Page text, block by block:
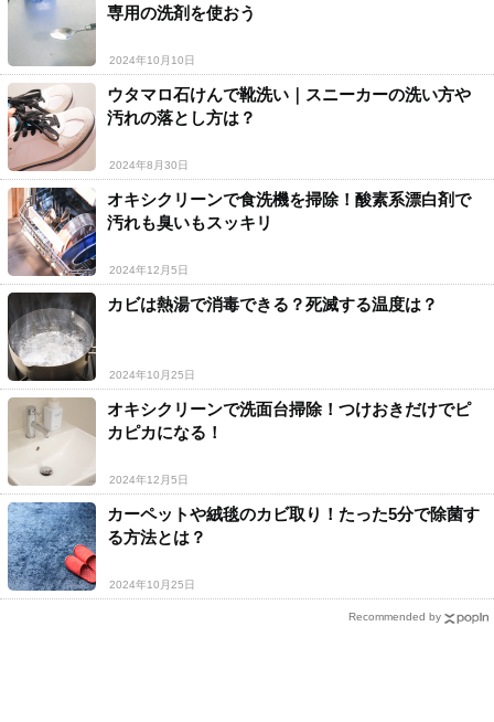
専用の洗剤を使おう
2024年10月10日
ウタマロ石けんで靴洗い｜スニーカーの洗い方や
汚れの落とし方は？
2024年8月30日
オキシクリーンで食洗機を掃除！酸素系漂白剤で
汚れも臭いもスッキリ
2024年12月5日
カビは熱湯で消毒できる？死滅する温度は？
2024年10月25日
オキシクリーンで洗面台掃除！つけおきだけでピ
カピカになる！
2024年12月5日
カーペットや絨毯のカビ取り！たった5分で除菌す
る方法とは？
2024年10月25日
Recommended by